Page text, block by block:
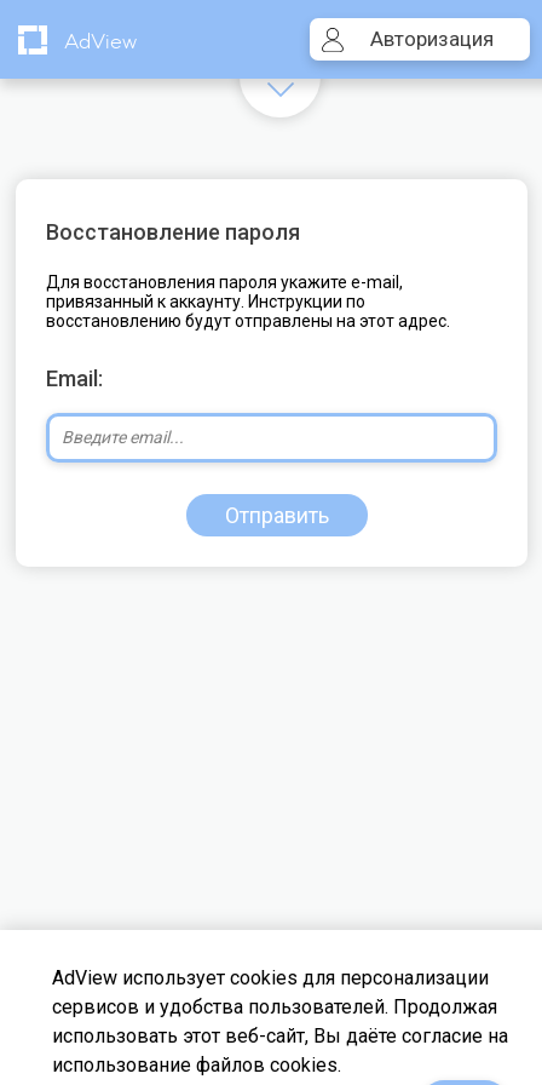
AdView Авторизация
Восстановление пароля
Для восстановления пароля укажите e-mail,
привязанный к аккаунту. Инструкции по
восстановлению будут отправлены на этот адрес.
Email:
Отправить
support@adview.su
AdView использует cookies для персонализации
сервисов и удобства пользователей. Продолжая
использовать этот веб-сайт, Вы даёте согласие на
использование файлов cookies.